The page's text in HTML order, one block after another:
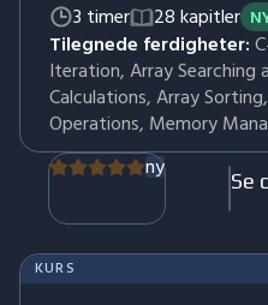
3 timer 28 kapitler
Tilegnede ferdigheter:
Iteration, Array Searching
Calculations, Array
Operations, Memory
ny
Se
KURS